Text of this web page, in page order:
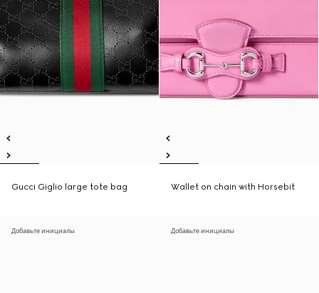
Gucci Giglio large tote bag Wallet on chain with Horsebit
Добавьте инициалы Добавьте инициалы